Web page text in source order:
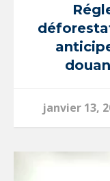
janvier 13,